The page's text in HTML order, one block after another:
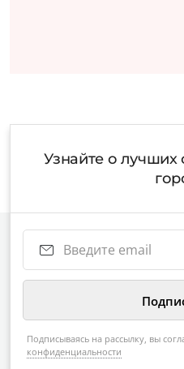
Узнайте о
Подписываясь на рассылку, вы
конфиденциальности